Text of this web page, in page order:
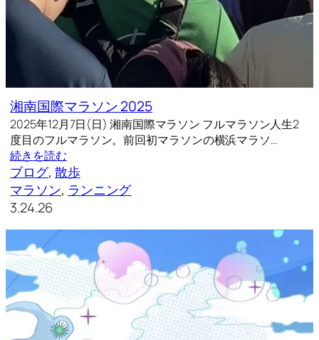
湘南国際マラソン 2025
2025年12月7日(日) 湘南国際マラソン フルマラソン人生2
度目のフルマラソン。前回初マラソンの横浜マラソ…
続きを読む
ブログ, 散歩
マラソン, ランニング
3.24.26